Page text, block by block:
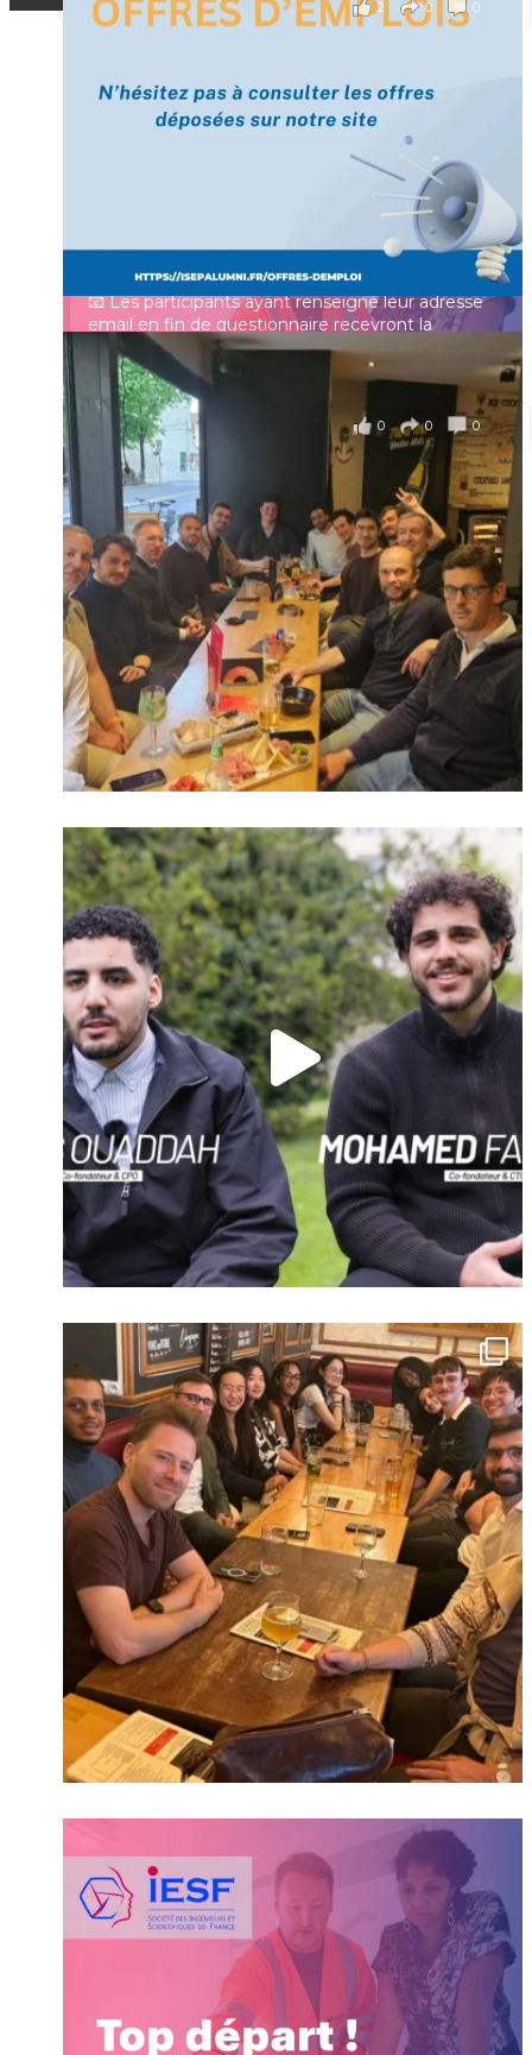
Charger plus Suivre sur Instagram
2 0 0
Voir sur Facebook · Partager
[Enquête IESF 2026] Top départ 🚀
👩‍🎓 Ingénieurs diplômés, vous avez jusqu’au 31
mai pour participer et faire entendre votre voix !
Depuis plus de 60 ans, cette enquête vise à établir
un panorama complet de la situation socio-
professionnelle des ingénieurs et scientifiques
français.
📧 Les participants ayant renseigné leur adresse
email en fin de questionnaire recevront la
synthèse des résultats...Voir plus
il y a 4 mois
0 0 0
Voir sur Facebook
Prénom
Mot de passe
Se souvenir de moi
Connexion
Identifiant oublié ?
Mot de passe
oublié ?